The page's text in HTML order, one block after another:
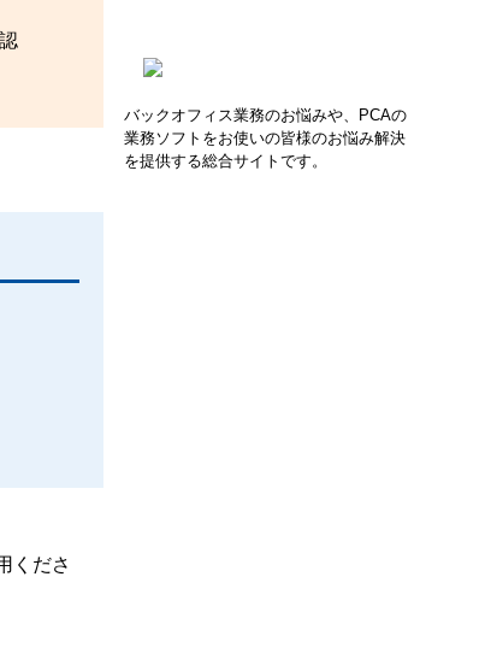
バックオフィス業務のお悩みや、PCAの
業務ソフトをお使いの皆様のお悩み解決
を提供する総合サイトです。
くださ